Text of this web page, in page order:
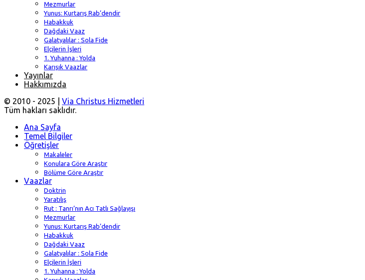
Mezmurlar
Yunus: Kurtarış Rab’dendir
Habakkuk
Dağdaki Vaaz
Galatyalılar : Sola Fide
Elçilerin İşleri
1. Yuhanna : Yolda
Karışık Vaazlar
Yayınlar
Hakkımızda
© 2010 - 2025 | Via Christus Hizmetleri
Tüm hakları saklıdır.
Ana Sayfa
Temel Bilgiler
Öğretişler
Makaleler
Konulara Göre Araştır
Bölüme Göre Araştır
Vaazlar
Doktrin
Yaratılış
Rut : Tanrı’nın Acı Tatlı Sağlayışı
Mezmurlar
Yunus: Kurtarış Rab’dendir
Habakkuk
Dağdaki Vaaz
Galatyalılar : Sola Fide
Elçilerin İşleri
1. Yuhanna : Yolda